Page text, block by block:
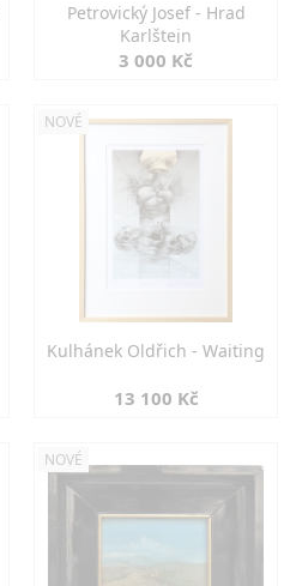
Petrovický Josef - Hrad
Karlštejn
3 000 Kč
NOVÉ
Kulhánek Oldřich - Waiting
13 100 Kč
NOVÉ